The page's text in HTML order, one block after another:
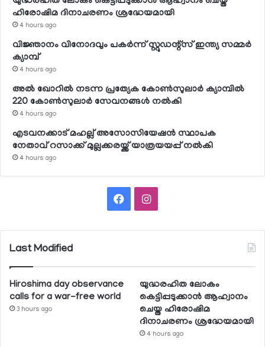
ഹിരോഷിമ ദിനാചരണം ശ്രദ്ധേയമായി
4 hours ago
വിജ്ഞാനം വിനോദവും പകര്‍ന്ന് സ്റ്റുഡന്റ്‌സ് ഇന്ത്യ സമ്മര്‍
ക്യാമ്പ്
4 hours ago
അല്‍ ഖോറില്‍ നടന്ന പ്രത്യേക കോണ്‍സുലാര്‍ ക്യാമ്പില്‍
220 കോണ്‍സുലാര്‍ സേവനങ്ങള്‍ നല്‍കി
4 hours ago
എടവനക്കാട് മഹല്ല് അസോസിയേഷന്‍ സ്ഥാപക
നേതാവ് റസാക്ക് മുല്ലക്കരയ്ക്ക് യാത്രയയപ്പ് നല്‍കി
4 hours ago
FacebookInstagram
Last Modified
Hiroshima day observance
calls for a war-free world
3 hours ago
യുദ്ധരഹിത ലോകം
കെട്ടിപ്പടുക്കാന്‍ ആഹ്വാനം
ചെയ്ത ഹിരോഷിമ
ദിനാചരണം ശ്രദ്ധേയമായി
4 hours ago